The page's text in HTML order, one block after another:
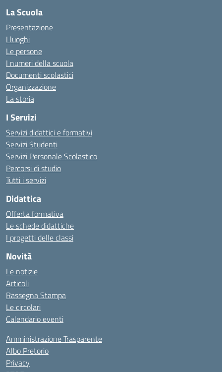
La Scuola
Presentazione
I luoghi
Le persone
I numeri della scuola
Documenti scolastici
Organizzazione
La storia
I Servizi
Servizi didattici e formativi
Servizi Studenti
Servizi Personale Scolastico
Percorsi di studio
Tutti i servizi
Didattica
Offerta formativa
Le schede didattiche
I progetti delle classi
Novità
Le notizie
Articoli
Rassegna Stampa
Le circolari
Calendario eventi
Amministrazione Trasparente
Albo Pretorio
Privacy